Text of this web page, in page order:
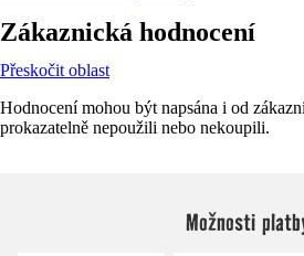
Zákaznická hodnocení
Přeskočit oblast
Hodnocení mohou být napsána i od
prokazatelně nepoužili nebo nekoupili.
Možnosti